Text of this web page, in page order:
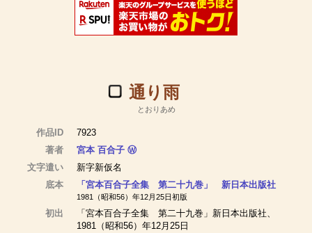
通り雨
とおりあめ
作品ID
7923
著者
宮本 百合子 Ⓦ
文字遣い
新字新仮名
底本
「宮本百合子全集 第二十九巻」 新日本出版社
1981（昭和56）年12月25日初版
初出
「宮本百合子全集 第二十九巻」新日本出版社、
1981（昭和56）年12月25日